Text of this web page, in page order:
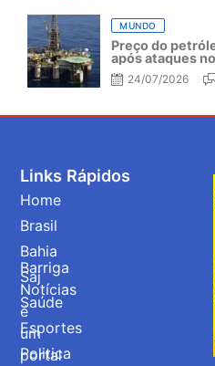
MUNDO
Preço do
após ataques
24/07/2026
Barriga
Notícias
é
um
portal
Links Rápidos
Home
Brasil
Bahia
Saj
Saúde
Esportes
Politica